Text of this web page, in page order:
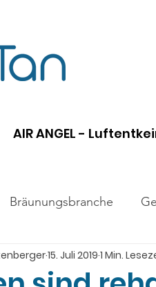
AIR ANGEL -
Bräunungsbranche
15. Juli 2019 1 Min.